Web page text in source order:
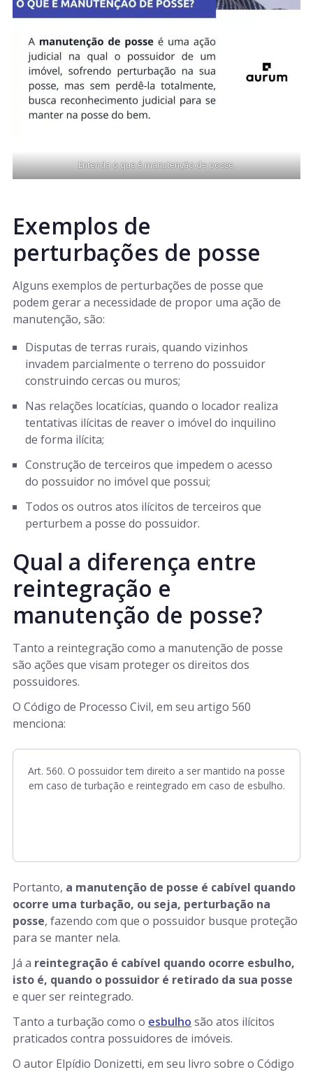
Entenda o que é manutenção de posse.
Exemplos de
perturbações de posse
Alguns exemplos de perturbações de posse que
podem gerar a necessidade de propor uma ação de
manutenção, são:
Disputas de terras rurais, quando vizinhos
invadem parcialmente o terreno do possuidor
construindo cercas ou muros;
Nas relações locatícias, quando o locador realiza
tentativas ilícitas de reaver o imóvel do inquilino
de forma ilícita;
Construção de terceiros que impedem o acesso
do possuidor no imóvel que possui;
Todos os outros atos ilícitos de terceiros que
perturbem a posse do possuidor.
Qual a diferença entre
reintegração e
manutenção de posse?
Tanto a reintegração como a manutenção de posse
são ações que visam proteger os direitos dos
possuidores.
O Código de Processo Civil, em seu artigo 560
menciona:
Art. 560. O possuidor tem direito a ser mantido na posse
em caso de turbação e reintegrado em caso de esbulho.
Portanto, a manutenção de posse é cabível quando
ocorre uma turbação, ou seja, perturbação na
posse, fazendo com que o possuidor busque proteção
para se manter nela.
Já a reintegração é cabível quando ocorre esbulho,
isto é, quando o possuidor é retirado da sua posse
e quer ser reintegrado.
Tanto a turbação como o esbulho são atos ilícitos
praticados contra possuidores de imóveis.
O autor Elpídio Donizetti, em seu livro sobre o Código